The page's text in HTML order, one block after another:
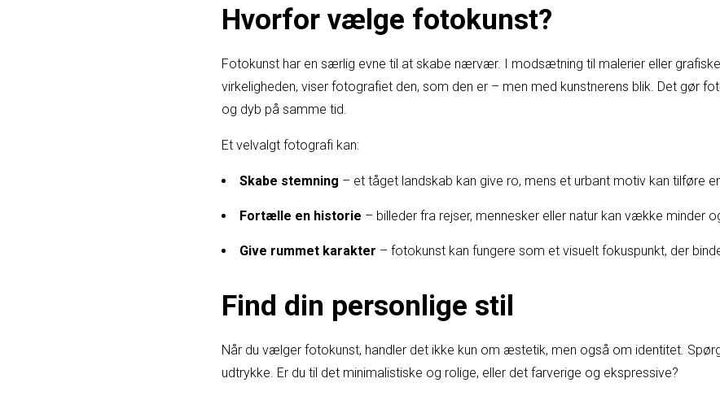
Hvorfor vælge fotokunst?
Fotokunst har en særlig evne til at skabe nærvær. I modsætning til malerier eller
virkeligheden, viser fotografiet den, som den er – men med kunstnerens blik. Det gør
og dyb på samme tid.
Et velvalgt fotografi kan:
Skabe stemning – et tåget landskab kan give ro, mens et urbant motiv kan tilføre
Fortælle en historie – billeder fra rejser, mennesker eller natur kan vække minder
Give rummet karakter – fotokunst kan fungere som et visuelt fokuspunkt, der
Find din personlige stil
Når du vælger fotokunst, handler det ikke kun om æstetik, men også om identitet.
udtrykke. Er du til det minimalistiske og rolige, eller det farverige og ekspressive?